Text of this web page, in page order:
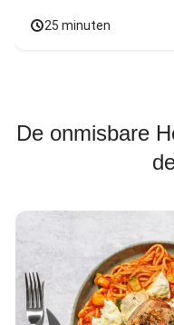
25 minuten
De onmisbare